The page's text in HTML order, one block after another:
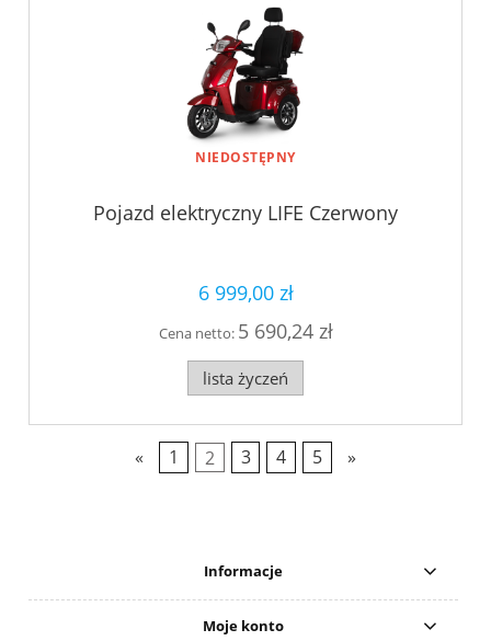
NIEDOSTĘPNY
Pojazd elektryczny LIFE Czerwony
6 999,00 zł
Cena netto: 5 690,24 zł
lista życzeń
« 1 2 3 4 5 »
Informacje
Moje konto